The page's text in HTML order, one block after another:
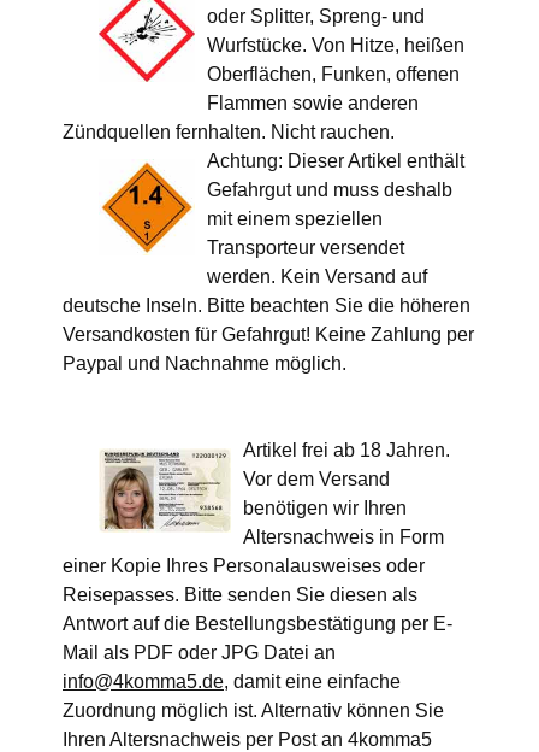
oder Splitter, Spreng- und
Wurfstücke. Von Hitze, heißen
Oberflächen, Funken, offenen
Flammen sowie anderen
Zündquellen fernhalten. Nicht rauchen.
Achtung: Dieser Artikel enthält
Gefahrgut und muss deshalb
mit einem speziellen
Transporteur versendet
werden. Kein Versand auf
deutsche Inseln. Bitte beachten Sie die höheren
Versandkosten für Gefahrgut! Keine Zahlung per
Paypal und Nachnahme möglich.
Artikel frei ab 18 Jahren.
Vor dem Versand
benötigen wir Ihren
Altersnachweis in Form
einer Kopie Ihres Personalausweises oder
Reisepasses. Bitte senden Sie diesen als
Antwort auf die Bestellungsbestätigung per E-
Mail als PDF oder JPG Datei an
info@4komma5.de, damit eine einfache
Zuordnung möglich ist. Alternativ können Sie
Ihren Altersnachweis per Post an 4komma5